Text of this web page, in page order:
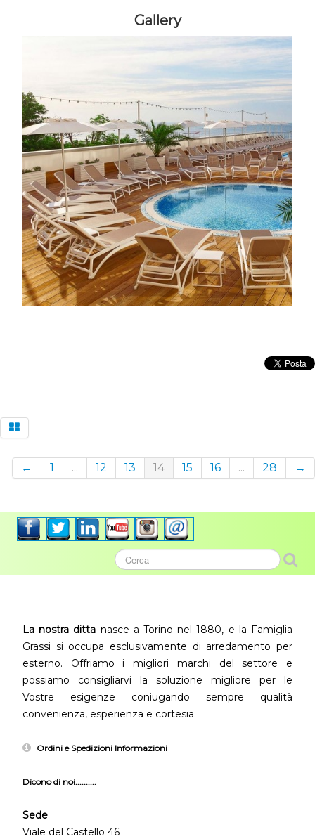
Gallery
← 1 ... 12 13 14 15 16 ... 28 →
La nostra ditta nasce a Torino nel 1880, e la Famiglia
Grassi si occupa esclusivamente di arredamento per
esterno. Offriamo i migliori marchi del settore e
possiamo consigliarvi la soluzione migliore per le
Vostre esigenze coniugando sempre qualità
convenienza, esperienza e cortesia.
Ordini e Spedizioni Informazioni
Dicono di noi..........
Sede
Viale del Castello 46